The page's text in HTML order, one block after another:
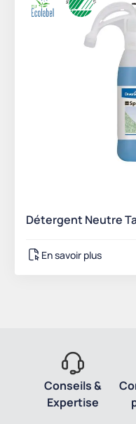
Détergent Neutre
En savoir plus
Conseils &
Expertise